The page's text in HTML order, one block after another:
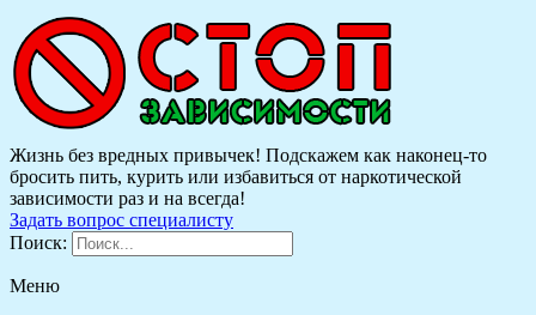
Жизнь без вредных привычек! Подскажем как наконец-то
бросить пить, курить или избавиться от наркотической
зависимости раз и на всегда!
Задать вопрос специалисту
Поиск:
Меню